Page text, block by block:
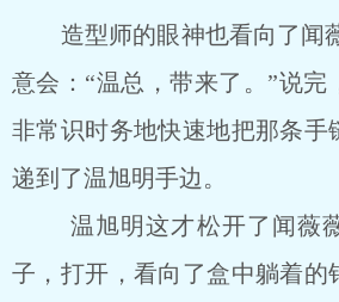
造型师的眼神也看向了闻
意会：“温总，带来了。”说完
非常识时务地快速地把那条手
递到了温旭明手边。
温旭明这才松开了闻薇薇
子，打开，看向了盒中躺着的